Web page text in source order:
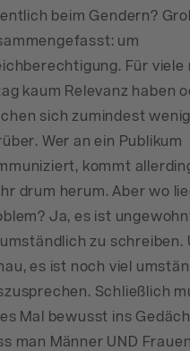
beim Gendern?
um
Für viele
kaum Relevanz haben
sich zumindest
Wer an ein Publikum
kommt
drum herum. Aber wo
Ja, es ist
zu schreiben.
es ist noch viel
Schließlich
Mal bewusst ins
man Männer UND Frauen